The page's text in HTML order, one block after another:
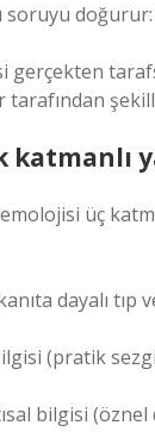
soruyu doğurur:
tarafından
üç
dayalı tıp
(pratik
bilgisi (öznel